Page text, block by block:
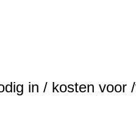
in / kosten voor